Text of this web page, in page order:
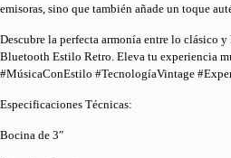
emisoras, sino que también añade un toque
Descubre la perfecta armonía entre lo clásico
Bluetooth Estilo Retro. Eleva tu experiencia
#MúsicaConEstilo #TecnologíaVintage
Especificaciones Técnicas:
Bocina de 3″